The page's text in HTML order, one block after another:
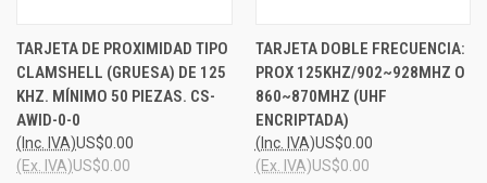
TARJETA DE PROXIMIDAD TIPO
CLAMSHELL (GRUESA) DE 125
KHZ. MÍNIMO 50 PIEZAS. CS-
AWID-0-0
US$0.00
(Inc. IVA)
US$0.00
(Ex. IVA)
TARJETA DOBLE FRECUENCIA:
PROX 125KHZ/902~928MHZ O
860~870MHZ (UHF
ENCRIPTADA)
US$0.00
(Inc. IVA)
US$0.00
(Ex. IVA)